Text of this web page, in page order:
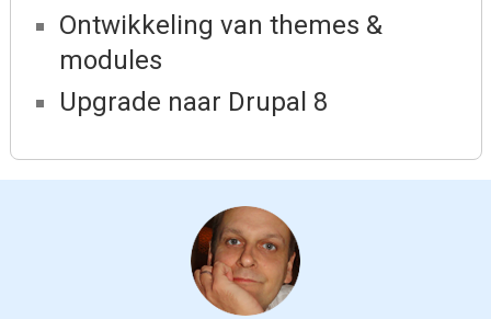
Ontwikkeling van themes &
modules
Upgrade naar Drupal 8